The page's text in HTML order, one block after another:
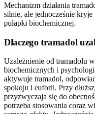
Mechanizm działania
silnie, ale jednocześnie kryje
pułapki biochemicznej.
Dlaczego tramadol
Uzależnienie od tramadolu
biochemicznych i
aktywuje tramadol,
spokoju i euforii. Przy
przyzwyczaja się do
potrzeba stosowania coraz